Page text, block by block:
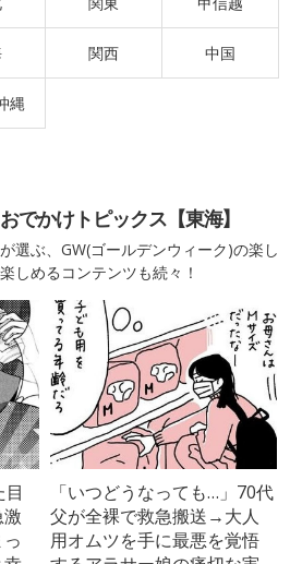
関西 中国
縄
でかけトピックス【東海】
選ぶ、GW(ゴールデンウィーク)の楽し
しめるコンテンツも続々！
「いつどうなっても…」70代
父が全裸で救急搬送→大人
用オムツを手に最悪を覚悟